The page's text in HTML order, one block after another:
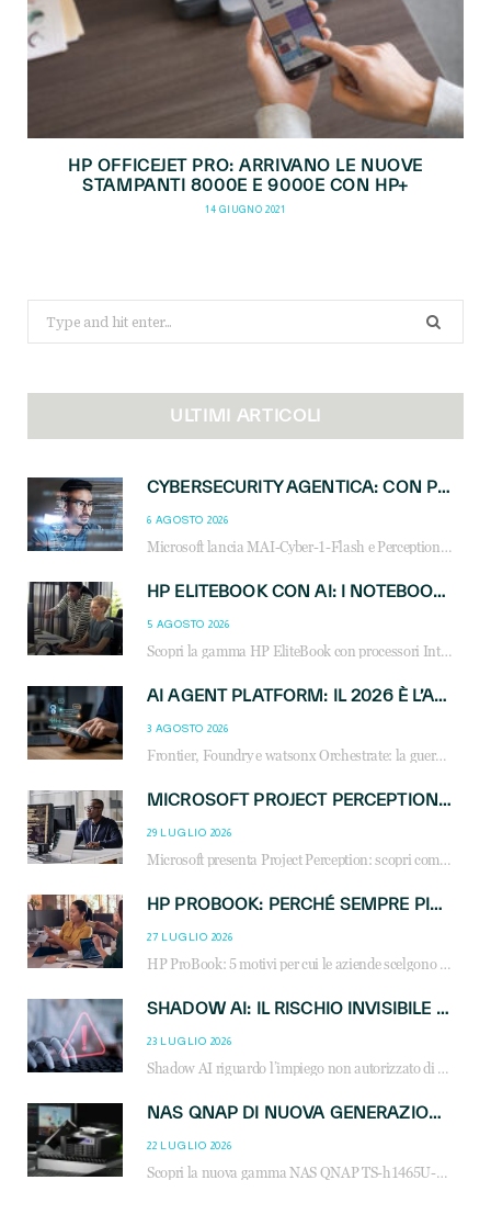
HP OFFICEJET PRO: ARRIVANO LE NUOVE
STAMPANTI 8000E E 9000E CON HP+
14 GIUGNO 2021
for:
ULTIMI ARTICOLI
CYBERSECURITY AGENTICA: CON PERCEPTION E MAI-CYBER-1-FLASH MICROSOFT APRE NUOVI SERVIZI PER IL CANALE
6 AGOSTO 2026
Microsoft lancia MAI-Cyber-1-Flash e Perception: cybersecurity agentica in preview dal 3 novembre. Cosa cambia per MSP, system integrator e reseller.
HP ELITEBOOK CON AI: I NOTEBOOK BUSINESS INTELLIGENTI CHE TRASFORMANO PRODUTTIVITÀ, SICUREZZA E LAVORO IBRIDO
5 AGOSTO 2026
Scopri la gamma HP EliteBook con processori Intel® Core™ Ultra e AMD Ryzen™ AI. Notebook business progettati per aumentare la produttività, migliorare la collaborazione e garantire sicurezza avanzata in ufficio e in mobilità.
AI AGENT PLATFORM: IL 2026 È L’ANNO DEL «SISTEMA OPERATIVO» PER GLI AGENTI AZIENDALI
3 AGOSTO 2026
Frontier, Foundry e watsonx Orchestrate: la guerra delle piattaforme AI agent ridisegna il mercato IT. Cosa cambia per reseller, MSP e system integrator.
MICROSOFT PROJECT PERCEPTION: COME GLI AGENTI AI CAMBIERANNO SOC, CYBERSECURITY E SERVIZI MSP
29 LUGLIO 2026
Microsoft presenta Project Perception: scopri come gli agenti AI possono trasformare cybersecurity, SOC e servizi gestiti degli MSP.
HP PROBOOK: PERCHÉ SEMPRE PIÙ AZIENDE SCELGONO NOTEBOOK PROGETTATI PER IL LAVORO MODERNO
27 LUGLIO 2026
HP ProBook: 5 motivi per cui le aziende scelgono i notebook business HP per migliorare produttività, sicurezza e gestione dell’AI.
SHADOW AI: IL RISCHIO INVISIBILE CHE LE AZIENDE POSSONO GOVERNARE
23 LUGLIO 2026
Shadow AI riguardo l’impiego non autorizzato di sistemi AI all’interno dell’azienda. E’ una pratica che si diffonde a partire dai dipendenti fino ai dirigenti e mette a repentaglio la cybersecurity, con costi più elevati per le organizzazioni. Due recenti report illustrano il fenomeno e forniscono dati in merito
NAS QNAP DI NUOVA GENERAZIONE: PIÙ PRESTAZIONI, SCALABILITÀ E PROTEZIONE DEI DATI PER LE INFRASTRUTTURE IT MODERNE
22 LUGLIO 2026
Scopri la nuova gamma NAS QNAP TS-h1465U-RP, TS-h1065eU e TS-h665U: storage aziendale con ZFS, DDR5, E1.S NVMe e connettività 2.5GbE per backup, virtualizzazione e cybersecurity.